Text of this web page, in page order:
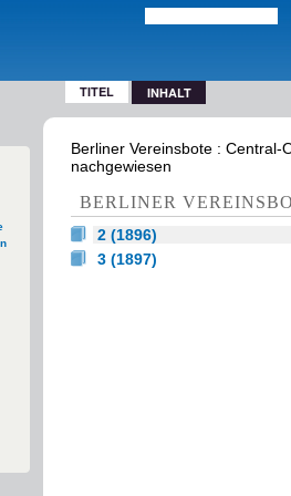
TITEL INHALT
Berliner Vereinsbote :
nachgewiesen
BERLINER
2 (1896)
3 (1897)